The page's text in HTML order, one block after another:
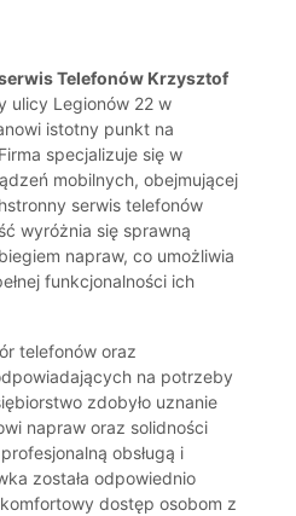
Telefonów Krzysztof
ulicy Legionów 22 w
istotny punkt na
specjalizuje się w
mobilnych, obejmującej
serwis telefonów
wyróżnia się sprawną
napraw, co umożliwia
funkcjonalności ich
telefonów oraz
na potrzeby
zdobyło uznanie
napraw oraz solidności
obsługą i
została odpowiednio
dostęp osobom z